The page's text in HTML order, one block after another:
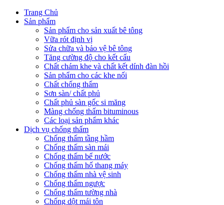
Trang Chủ
Sản phẩm
Sản phẩm cho sản xuất bê tông
Vữa rót định vị
Sửa chữa và bảo vệ bê tông
Tăng cường độ cho kết cấu
Chất chám khe và chất kết dính đàn hồi
Sản phẩm cho các khe nối
Chất chống thấm
Sơn sàn/ chất phủ
Chất phủ sàn gốc si măng
Màng chống thấm bituminous
Các loại sản phẩm khác
Dịch vụ chống thấm
Chống thấm tầng hầm
Chống thấm sàn mái
Chống thấm bể nước
Chống thấm hố thang máy
Chống thấm nhà vệ sinh
Chống thấm ngược
Chống thấm tường nhà
Chống dột mái tôn